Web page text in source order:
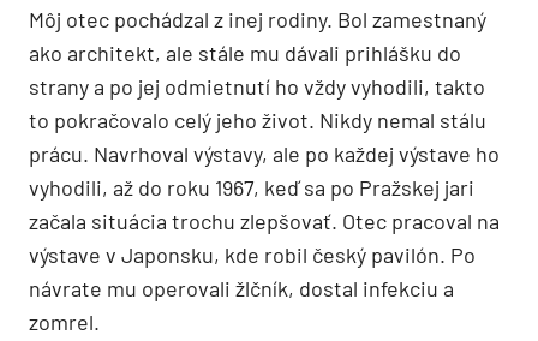
Môj otec pochádzal z inej rodiny. Bol zamestnaný
ako architekt, ale stále mu dávali prihlášku do
strany a po jej odmietnutí ho vždy vyhodili, takto
to pokračovalo celý jeho život. Nikdy nemal stálu
prácu. Navrhoval výstavy, ale po každej výstave ho
vyhodili, až do roku 1967, keď sa po Pražskej jari
začala situácia trochu zlepšovať. Otec pracoval na
výstave v Japonsku, kde robil český pavilón. Po
návrate mu operovali žlčník, dostal infekciu a
zomrel.